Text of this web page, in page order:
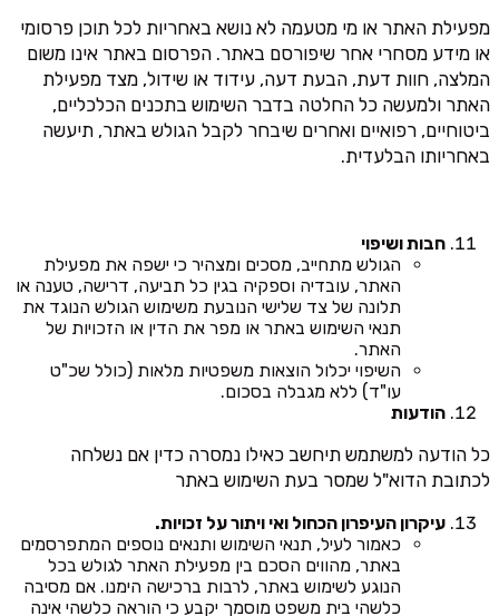
מפעילת האתר או מי מטעמה לא נושא באחריות לכל תוכן פרסומי
או מידע מסחרי אחר שיפורסם באתר. הפרסום באתר אינו משום
המלצה, חוות דעת, הבעת דעה, עידוד או שידול, מצד מפעילת
האתר ולמעשה כל החלטה בדבר השימוש בתכנים הכלכליים,
ביטוחיים, רפואיים ואחרים שיבחר לקבל הגולש באתר, תיעשה
באחריותו הבלעדית.
חבות ושיפוי
הגולש מתחייב, מסכים ומצהיר כי ישפה את מפעילת
האתר, עובדיה וספקיה בגין כל תביעה, דרישה, טענה או
תלונה של צד שלישי הנובעת משימוש הגולש הנוגד את
תנאי השימוש באתר או מפר את הדין או הזכויות של
האתר.
השיפוי יכלול הוצאות משפטיות מלאות (כולל שכ"ט
עו"ד) ללא מגבלה בסכום.
הודעות
כל הודעה למשתמש תיחשב כאילו נמסרה כדין אם נשלחה
לכתובת הדוא"ל שמסר בעת השימוש באתר
עיקרון העיפרון הכחול ואי ויתור על זכויות.
כאמור לעיל, תנאי השימוש ותנאים נוספים המתפרסמים
באתר, מהווים הסכם בין מפעילת האתר לגולש בכל
הנוגע לשימוש באתר, לרבות ברכישה הימנו. אם מסיבה
כלשהי בית משפט מוסמך יקבע כי הוראה כלשהי אינה